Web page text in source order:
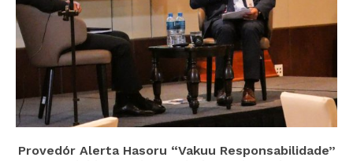
Provedór Alerta Hasoru “Vakuu Responsabilidade”